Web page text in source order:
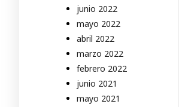
junio 2022
mayo 2022
abril 2022
marzo 2022
febrero 2022
junio 2021
mayo 2021